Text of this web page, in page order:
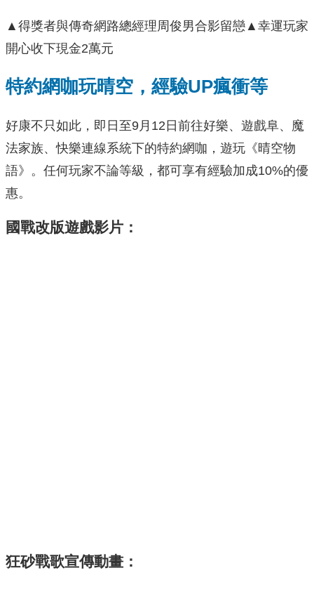
▲得獎者與傳奇網路總經理周俊男合影留戀▲幸運玩家
開心收下現金2萬元
特約網咖玩晴空，經驗UP瘋衝等
好康不只如此，即日至9月12日前往好樂、遊戲阜、魔
法家族、快樂連線系統下的特約網咖，遊玩《晴空物
語》。任何玩家不論等級，都可享有經驗加成10%的優
惠。
國戰改版遊戲影片：
狂砂戰歌宣傳動畫：